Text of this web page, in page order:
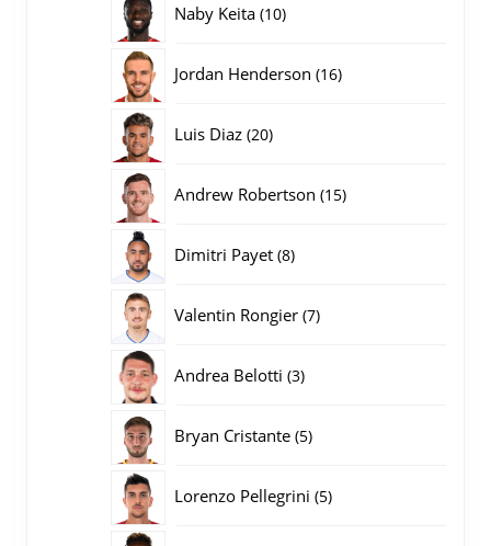
Naby Keita 1010
Jordan Henderson 1616
Luis Diaz 2020
Andrew Robertson 1515
Dimitri Payet 88
Valentin Rongier 77
Andrea Belotti 33
Bryan Cristante 55
Lorenzo Pellegrini 55